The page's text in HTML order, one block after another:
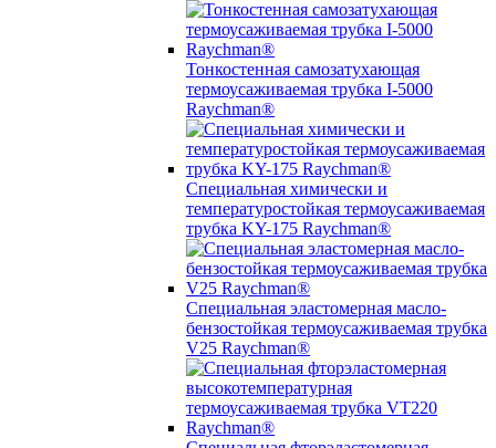
Тонкостенная самозатухающая
термоусаживаемая трубка I-5000
Raychman®
Специальная химически и
температуростойкая термоусаживаемая
трубка KY-175 Raychman®
Специальная эластомерная масло-
бензостойкая термоусаживаемая трубка
V25 Raychman®